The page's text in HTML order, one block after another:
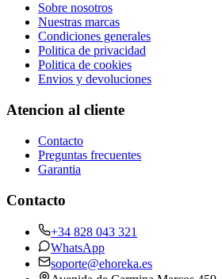
Sobre nosotros
Nuestras marcas
Condiciones generales
Politica de privacidad
Politica de cookies
Envios y devoluciones
Atencion al cliente
Contacto
Preguntas frecuentes
Garantia
Contacto
+34 828 043 321
WhatsApp
soporte@ehoreka.es